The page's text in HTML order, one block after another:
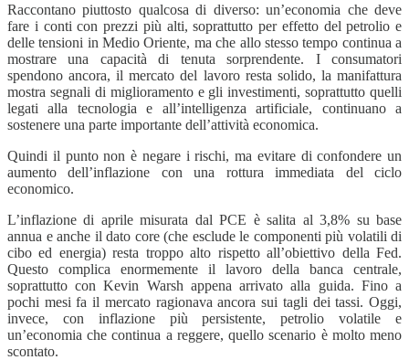
Raccontano piuttosto qualcosa di diverso: un’economia che deve
fare i conti con prezzi più alti, soprattutto per effetto del petrolio e
delle tensioni in Medio Oriente, ma che allo stesso tempo continua a
mostrare una capacità di tenuta sorprendente. I consumatori
spendono ancora, il mercato del lavoro resta solido, la manifattura
mostra segnali di miglioramento e gli investimenti, soprattutto quelli
legati alla tecnologia e all’intelligenza artificiale, continuano a
sostenere una parte importante dell’attività economica.
Quindi il punto non è negare i rischi, ma evitare di confondere un
aumento dell’inflazione con una rottura immediata del ciclo
economico.
L’inflazione di aprile misurata dal PCE è salita al 3,8% su base
annua e anche il dato core (che esclude le componenti più volatili di
cibo ed energia) resta troppo alto rispetto all’obiettivo della Fed.
Questo complica enormemente il lavoro della banca centrale,
soprattutto con Kevin Warsh appena arrivato alla guida. Fino a
pochi mesi fa il mercato ragionava ancora sui tagli dei tassi. Oggi,
invece, con inflazione più persistente, petrolio volatile e
un’economia che continua a reggere, quello scenario è molto meno
scontato.